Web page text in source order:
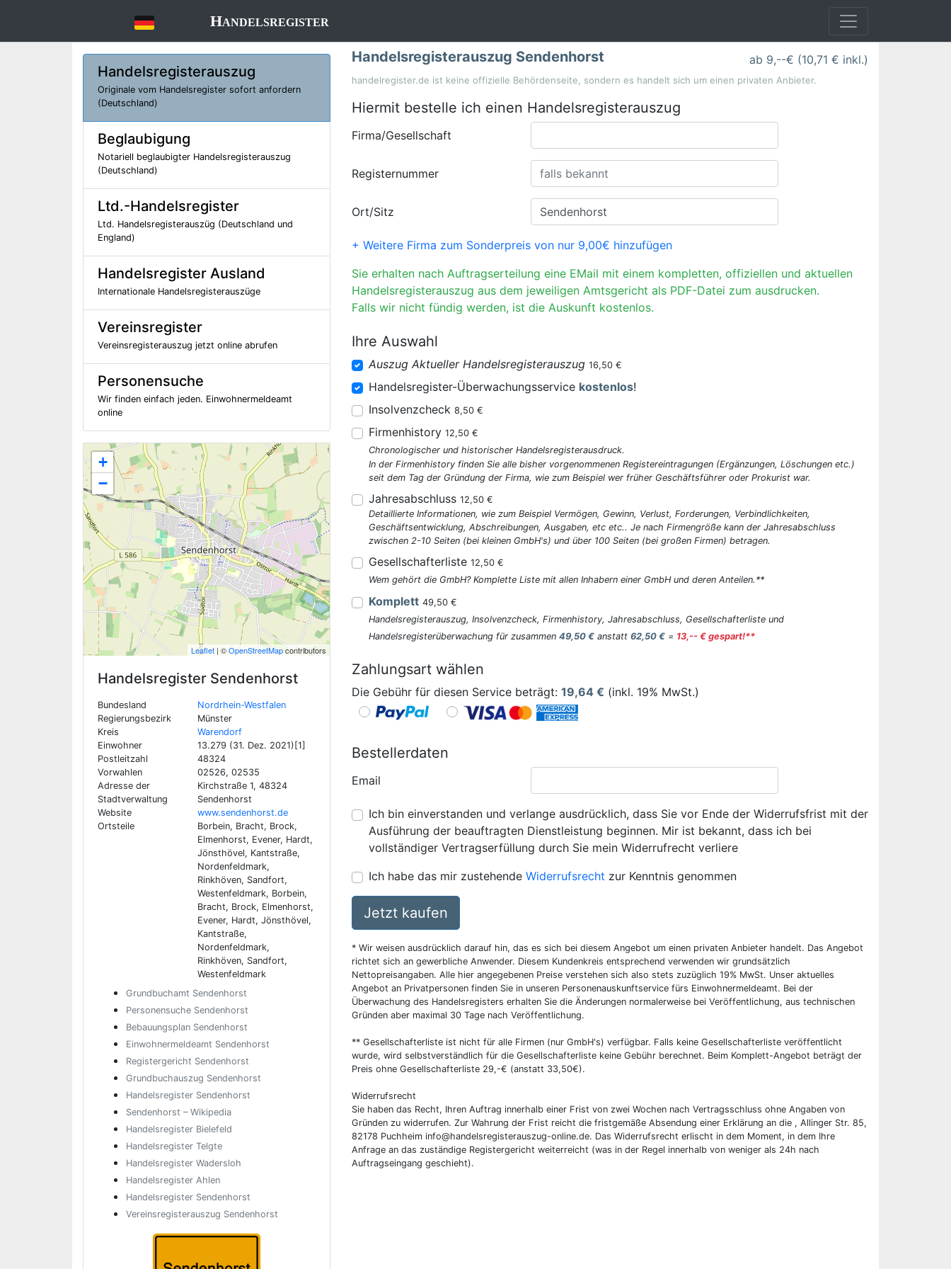
Handelsregister
Handelsregisterauszug
Originale vom Handelsregister sofort anfordern
(Deutschland)
Beglaubigung
Notariell beglaubigter Handelsregisterauszug
(Deutschland)
Ltd.-Handelsregister
Ltd. Handelsregisterauszüg (Deutschland und
England)
Handelsregister Ausland
Internationale Handelsregisterauszüge
Vereinsregister
Vereinsregisterauszug jetzt online abrufen
Personensuche
Wir finden einfach jeden. Einwohnermeldeamt
online
+
−
Leaflet | ©OpenStreetMapcontributors
Handelsregister Sendenhorst
Bundesland
Nordrhein-Westfalen
Regierungsbezirk
Münster
Kreis
Warendorf
Einwohner
13.279 (31. Dez. 2021)[1]
Postleitzahl
48324
Vorwahlen
02526, 02535
Adresse der
Stadtverwaltung
Kirchstraße 1, 48324
Sendenhorst
Website
www.sendenhorst.de
Ortsteile
Borbein, Bracht, Brock,
Elmenhorst, Evener, Hardt,
Jönsthövel, Kantstraße,
Nordenfeldmark,
Rinkhöven, Sandfort,
Westenfeldmark, Borbein,
Bracht, Brock, Elmenhorst,
Evener, Hardt, Jönsthövel,
Kantstraße,
Nordenfeldmark,
Rinkhöven, Sandfort,
Westenfeldmark
Grundbuchamt Sendenhorst
Personensuche Sendenhorst
Bebauungsplan Sendenhorst
Einwohnermeldeamt Sendenhorst
Registergericht Sendenhorst
Grundbuchauszug Sendenhorst
Handelsregister Sendenhorst
Sendenhorst – Wikipedia
Handelsregister Bielefeld
Handelsregister Telgte
Handelsregister Wadersloh
Handelsregister Ahlen
Handelsregister Sendenhorst
Vereinsregisterauszug Sendenhorst
Handelsregisterauszug Sendenhorst ab 9,--€ (10,71 € inkl.)
handelregister.de ist keine offizielle Behördenseite, sondern es handelt sich um einen privaten Anbieter.
Hiermit bestelle ich einen Handelsregisterauszug
Firma/Gesellschaft
Registernummer
Ort/Sitz
+ Weitere Firma zum Sonderpreis von nur 9,00€ hinzufügen
Sie erhalten nach Auftragserteilung eine EMail mit einem kompletten, offiziellen und aktuellen
Handelsregisterauszug aus dem jeweiligen Amtsgericht als PDF-Datei zum ausdrucken.
Falls wir nicht fündig werden, ist die Auskunft kostenlos.
Ihre Auswahl
Auszug Aktueller Handelsregisterauszug 16,50 €
Handelsregister-Überwachungsservice kostenlos!
Insolvenzcheck 8,50 €
Firmenhistory 12,50 €
Chronologischer und historischer Handelsregisterausdruck.
In der Firmenhistory finden Sie alle bisher vorgenommenen Registereintragungen (Ergänzungen, Löschungen etc.)
seit dem Tag der Gründung der Firma, wie zum Beispiel wer früher Geschäftsführer oder Prokurist war.
Jahresabschluss 12,50 €
Detaillierte Informationen, wie zum Beispiel Vermögen, Gewinn, Verlust, Forderungen, Verbindlichkeiten,
Geschäftsentwicklung, Abschreibungen, Ausgaben, etc etc.. Je nach Firmengröße kann der Jahresabschluss
zwischen 2-10 Seiten (bei kleinen GmbH's) und über 100 Seiten (bei großen Firmen) betragen.
Gesellschafterliste 12,50 €
Wem gehört die GmbH? Komplette Liste mit allen Inhabern einer GmbH und deren Anteilen.**
Komplett 49,50 €
Handelsregisterauszug, Insolvenzcheck, Firmenhistory, Jahresabschluss, Gesellschafterliste und
Handelsregisterüberwachung für zusammen 49,50 € anstatt 62,50 € = 13,-- € gespart!**
Zahlungsart wählen
Die Gebühr für diesen Service beträgt: 19,64 € (inkl. 19% MwSt.)
Bestellerdaten
Email
Ich bin einverstanden und verlange ausdrücklich, dass Sie vor Ende der Widerrufsfrist mit der
Ausführung der beauftragten Dienstleistung beginnen. Mir ist bekannt, dass ich bei
vollständiger Vertragserfüllung durch Sie mein Widerrufrecht verliere
Ich habe das mir zustehende Widerrufsrecht zur Kenntnis genommen
Jetzt kaufen
* Wir weisen ausdrücklich darauf hin, das es sich bei diesem Angebot um einen privaten Anbieter handelt. Das Angebot
richtet sich an gewerbliche Anwender. Diesem Kundenkreis entsprechend verwenden wir grundsätzlich
Nettopreisangaben. Alle hier angegebenen Preise verstehen sich also stets zuzüglich 19% MwSt. Unser aktuelles
Angebot an Privatpersonen finden Sie in unseren Personenauskunftservice fürs Einwohnermeldeamt. Bei der
Überwachung des Handelsregisters erhalten Sie die Änderungen normalerweise bei Veröffentlichung, aus technischen
Gründen aber maximal 30 Tage nach Veröffentlichung.
** Gesellschafterliste ist nicht für alle Firmen (nur GmbH's) verfügbar. Falls keine Gesellschafterliste veröffentlicht
wurde, wird selbstverständlich für die Gesellschafterliste keine Gebühr berechnet. Beim Komplett-Angebot beträgt der
Preis ohne Gesellschafterliste 29,-€ (anstatt 33,50€).
Widerrufsrecht
Sie haben das Recht, Ihren Auftrag innerhalb einer Frist von zwei Wochen nach Vertragsschluss ohne Angaben von
Gründen zu widerrufen. Zur Wahrung der Frist reicht die fristgemäße Absendung einer Erklärung an die , Allinger Str. 85,
82178 Puchheim info@handelsregisterauszug-online.de. Das Widerrufsrecht erlischt in dem Moment, in dem Ihre
Anfrage an das zuständige Registergericht weiterreicht (was in der Regel innerhalb von weniger als 24h nach
Auftragseingang geschieht).